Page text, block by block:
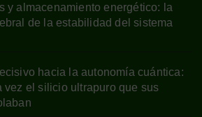
y almacenamiento energético: la
de la estabilidad del sistema
hacia la autonomía cuántica:
vez el silicio ultrapuro que sus